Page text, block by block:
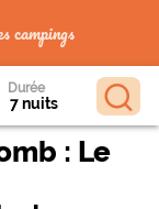
campings
Durée
: Le